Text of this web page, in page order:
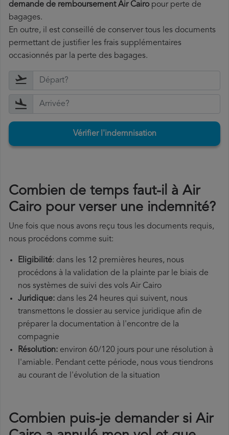
demande de remboursement Air Cairopour perte de
bagages.
En outre, il est conseillé de conserver tous les documents
permettant de justifier les frais supplémentaires
occasionnés par la perte des bagages.
Vérifier l'indemnisation
Combien de temps faut-il à Air
Cairo pour verser une indemnité?
Une fois que nous avons reçu tous les documents requis,
nous procédons comme suit:
Eligibilité: dans les 12 premières heures, nous
procédons à la validation de la plainte par le biais de
nos systèmes de suivi des vols Air Cairo
Juridique: dans les 24 heures qui suivent, nous
transmettons le dossier au service juridique afin de
préparer la documentation à l'encontre de la
compagnie
Résolution: environ 60/120 jours pour une résolution à
l'amiable. Pendant cette période, nous vous tiendrons
au courant de l'évolution de la situation
Combien puis-je demander si Air